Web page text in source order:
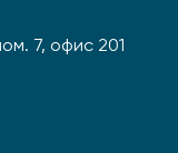
7, офис 201